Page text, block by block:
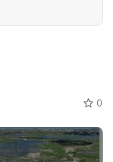
0